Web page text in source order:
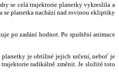
se celá trajektorie planetky vykreslila a
se planetka nachází nad rovinou ekliptiky
po zadání hodnot. Po spuštění animace
planetky je obtížné jejich určení, neboť je
radikálně změnit. Je složité toto